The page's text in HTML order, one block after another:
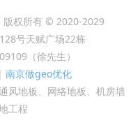
版权所有 © 2020-2029
号天赋广场22栋
（徐先生）
| 南京做geo优化
风地板、网络地板、机房墙
工程